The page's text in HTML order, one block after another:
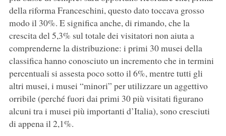
della riforma Franceschini, questo dato toccava grosso
modo il 30%. E significa anche, di rimando, che la
crescita del 5,3% sul totale dei visitatori non aiuta a
comprenderne la distribuzione: i primi 30 musei della
classifica hanno conosciuto un incremento che in termini
percentuali si assesta poco sotto il 6%, mentre tutti gli
altri musei, i musei “minori” per utilizzare un aggettivo
orribile (perché fuori dai primi 30 più visitati figurano
alcuni tra i musei più importanti d’Italia), sono cresciuti
di appena il 2,1%.